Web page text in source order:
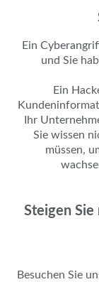
Ein
und Sie
Ein
Ihr
Sie wissen
müssen,
Steigen Sie
Besuchen Sie